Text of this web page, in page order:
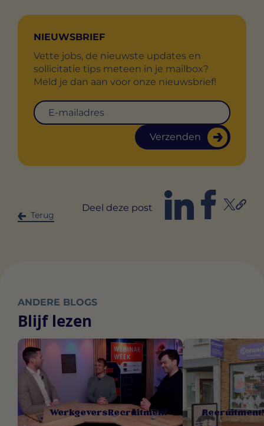
NIEUWSBRIEF
Vette jobs, de nieuwste updates en
sollicitatie tips meteen in je mailbox?
Meld je dan aan voor onze nieuwsbrief!
Verzenden
Terug
Deel deze post
ANDERE BLOGS
Blijf lezen
WerkgeversRecruitment Recruitment